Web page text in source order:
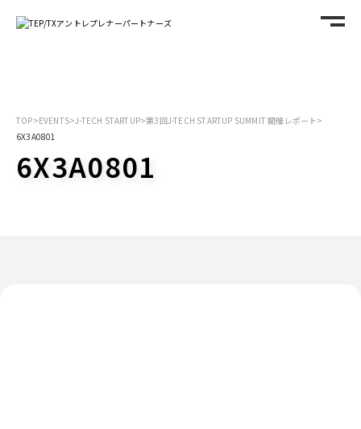
TOP>EVENTS>J-TECH STARTUP>第3回J-TECH STARTUP SUMMIT 開催レポート>
6X3A0801
6X3A0801